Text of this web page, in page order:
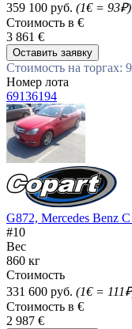
359 100 руб. (1€ = 93₽)
Стоимость в €
3 861 €
Оставить заявку
Стоимость на торгах:
Номер лота
69136194
G872, Mercedes Benz
#10
Вес
860 кг
Стоимость
331 600 руб. (1€ =
Стоимость в €
2 987 €